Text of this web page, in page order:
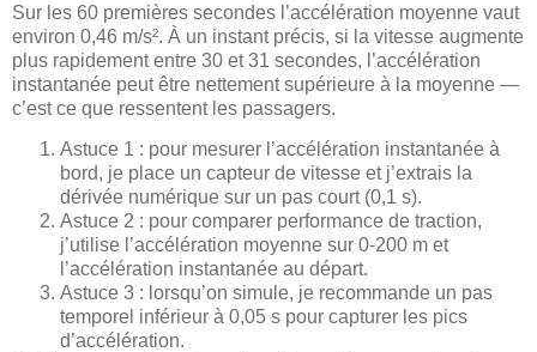
Sur les 60 premières secondes l’accélération moyenne vaut
environ 0,46 m/s². À un instant précis, si la vitesse augmente
plus rapidement entre 30 et 31 secondes, l’accélération
instantanée peut être nettement supérieure à la moyenne —
c’est ce que ressentent les passagers.
Astuce 1 : pour mesurer l’accélération instantanée à
bord, je place un capteur de vitesse et j’extrais la
dérivée numérique sur un pas court (0,1 s).
Astuce 2 : pour comparer performance de traction,
j’utilise l’accélération moyenne sur 0-200 m et
l’accélération instantanée au départ.
Astuce 3 : lorsqu’on simule, je recommande un pas
temporel inférieur à 0,05 s pour capturer les pics
d’accélération.